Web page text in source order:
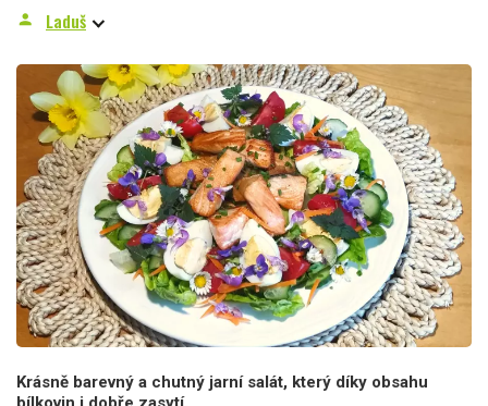
person Laduš
Krásně barevný a chutný jarní salát, který díky obsahu